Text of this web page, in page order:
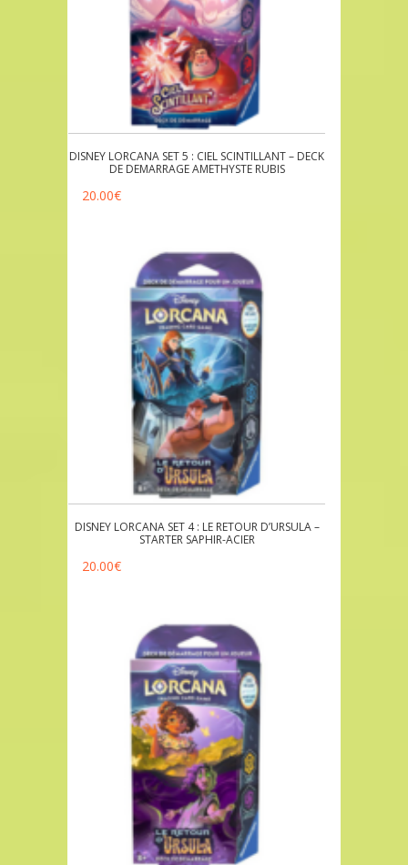
DISNEY LORCANA SET 5 : CIEL SCINTILLANT – DECK
DE DEMARRAGE AMETHYSTE RUBIS
20.00€
DISNEY LORCANA SET 4 : LE RETOUR D’URSULA –
STARTER SAPHIR-ACIER
20.00€